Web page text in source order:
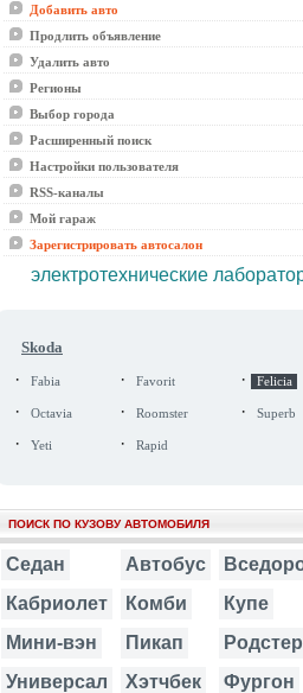
Добавить авто
Продлить объявление
Удалить авто
Регионы
Выбор города
Расширенный поиск
Настройки пользователя
RSS-каналы
Мой гараж
Зарегистрировать автосалон
электротехнические
Skoda
· Fabia · Favorit · Felicia
· Octavia · Roomster · Superb
· Yeti · Rapid
ПОИСК ПО КУЗОВУ АВТОМОБИЛЯ
Седан Автобус
Кабриолет
Комби
Купе
Мини-вэн
Пикап
Родстер
Универсал
Хэтчбек Фургон